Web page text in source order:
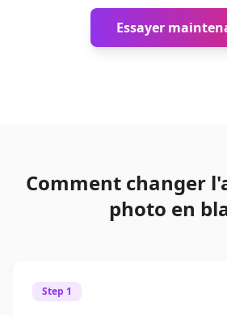
Essayer
Comment changer
photo en
Step 1